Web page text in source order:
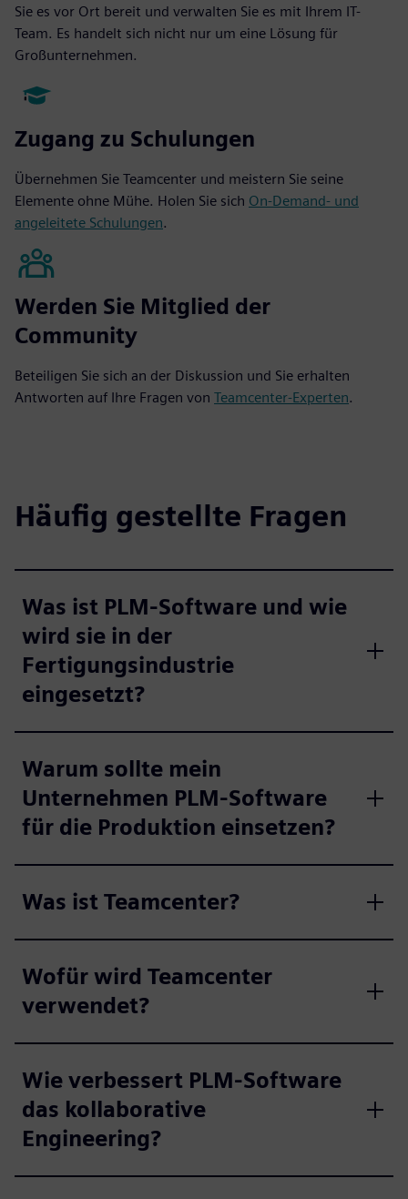
Sie es vor Ort bereit und verwalten Sie es mit Ihrem IT-
Team. Es handelt sich nicht nur um eine Lösung für
Großunternehmen.
Zugang zu Schulungen
Übernehmen Sie Teamcenter und meistern Sie seine
Elemente ohne Mühe. Holen Sie sich On-Demand- und
angeleitete Schulungen.
Werden Sie Mitglied der
Community
Beteiligen Sie sich an der Diskussion und Sie erhalten
Antworten auf Ihre Fragen von Teamcenter-Experten.
Häufig gestellte Fragen
Was ist PLM-Software und wie
wird sie in der
Fertigungsindustrie
eingesetzt?
Warum sollte mein
Unternehmen PLM-Software
für die Produktion einsetzen?
Was ist Teamcenter?
Wofür wird Teamcenter
verwendet?
Wie verbessert PLM-Software
das kollaborative
Engineering?